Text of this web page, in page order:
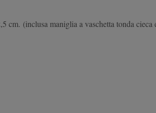
cm. (inclusa maniglia a vaschetta tonda